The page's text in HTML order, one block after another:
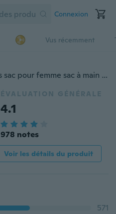
Connexion
Vus récemment
Mei & ge Six pièces motif os sac pour femme sac à main + sac à bandoulière + sac de messager + sac à bandoulière + portefeuille + porte-clés
ÉVALUATION GÉNÉRALE
4.1
978 notes
Voir les détails du produit
571